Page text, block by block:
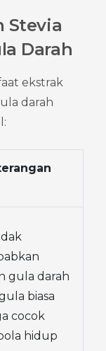
Stevia
Darah
ekstrak
darah
gula darah
biasa
cocok
hidup